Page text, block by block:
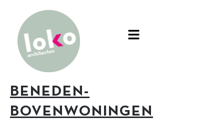
BENEDEN-
BOVENWONINGEN